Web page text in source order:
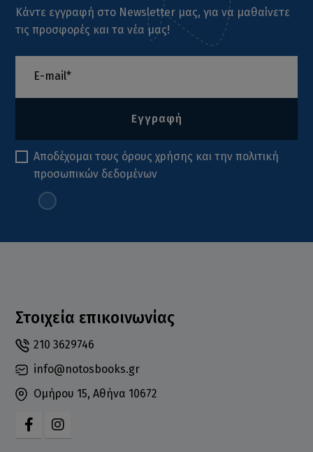
Κάντε εγγραφή στο Newsletter μας, για να μαθαίνετε
τις προσφορές και τα νέα μας!
Εγγραφή
Αποδέχομαι τους όρους χρήσης και τηνπολιτική
προσωπικών δεδομένων
Στοιχεία επικοινωνίας
210 3629746
info@notosbooks.gr
Ομήρου 15, Αθήνα 10672